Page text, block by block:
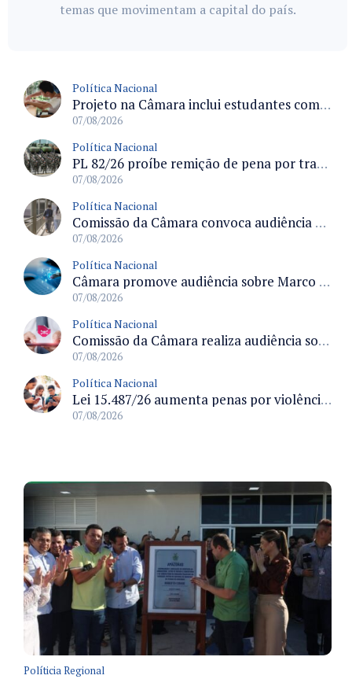
temas que movimentam a capital do país.
Política Nacional
Projeto na Câmara inclui estudantes com deficiência no regime escolar especial da LDB e estabelece critérios para frequência
07/08/2026
Política Nacional
PL 82/26 proíbe remição de pena por trabalho em funções militares para condenados por crimes contra o Estado Democrático de Direito
07/08/2026
Política Nacional
Comissão da Câmara convoca audiência para discutir misoginia nas escolas e universidades após divulgação de listas misóginas
07/08/2026
Política Nacional
Câmara promove audiência sobre Marco de Fomento à Economia Digital e impactos da inteligência artificial
07/08/2026
Política Nacional
Comissão da Câmara realiza audiência sobre apostas online para medir o tamanho do mercado ilegal
07/08/2026
Política Nacional
Lei 15.487/26 aumenta penas por violência sexual digital contra crianças e adolescentes e autoriza ronda virtual para investigação
07/08/2026
Políticia Regional